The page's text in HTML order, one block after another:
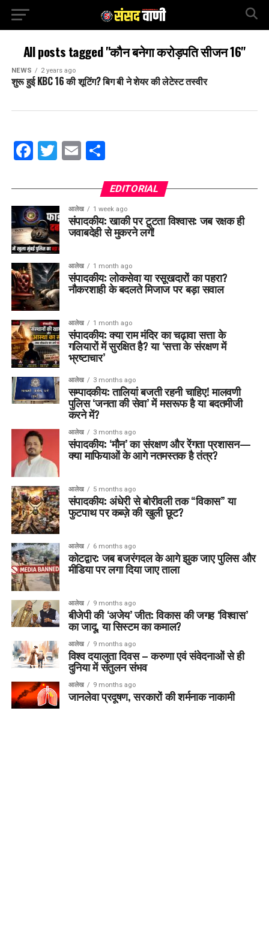
All posts tagged "कौन बनेगा करोड़पति सीजन 16"
NEWS 2 years ago
शुरू हुई KBC 16 की शूटिंग? बिग बी ने शेयर की लेटेस्ट तस्वीर
Facebook
Twitter
EmailShare
EDITORIAL
आलेख 1 week ago
संपादकीय: खाकी पर टूटता विश्वास: जब रक्षक ही
जवाबदेही से मुकरने लगें!
आलेख 1 month ago
संपादकीय: लोकसेवा या रसूखदारों का पहरा?
नौकरशाही के बदलते मिजाज पर बड़ा सवाल
आलेख 1 month ago
संपादकीय: क्या राम मंदिर का चढ़ावा सत्ता के
गलियारों में सुरक्षित है? या ‘सत्ता के संरक्षण में
भ्रष्टाचार’
आलेख 3 months ago
सम्पादकीय: तालियां बजती रहनी चाहिए! मालवणी
पुलिस ‘जनता की सेवा’ में मसरूफ है या बदतमीजी
करने में?
आलेख 3 months ago
संपादकीय: ‘मौन’ का संरक्षण और रेंगता प्रशासन—
क्या माफियाओं के आगे नतमस्तक है तंत्र?
आलेख 5 months ago
संपादकीय: अंधेरी से बोरीवली तक “विकास” या
फुटपाथ पर कब्ज़े की खुली छूट?
आलेख 6 months ago
कोटद्वार: जब बजरंगदल के आगे झुक जाए पुलिस और
मीडिया पर लगा दिया जाए ताला
आलेख 9 months ago
बीजेपी की ‘अजेय’ जीत: विकास की जगह ‘विश्वास’
का जादू, या सिस्टम का कमाल?
आलेख 9 months ago
विश्व दयालुता दिवस – करुणा एवं संवेदनाओं से ही
दुनिया में संतुलन संभव
आलेख 9 months ago
जानलेवा प्रदूषण, सरकारों की शर्मनाक नाकामी